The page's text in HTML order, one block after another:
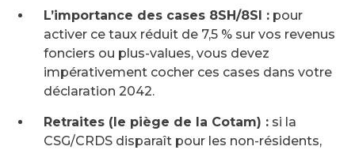
L’importance des cases 8SH/8SI : pour
activer ce taux réduit de 7,5 % sur vos revenus
fonciers ou plus-values, vous devez
impérativement cocher ces cases dans votre
déclaration 2042.
Retraites (le piège de la Cotam) : si la
CSG/CRDS disparaît pour les non-résidents,